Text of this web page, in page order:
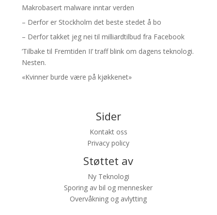
Makrobasert malware inntar verden
– Derfor er Stockholm det beste stedet å bo
– Derfor takket jeg nei til milliardtilbud fra Facebook
’Tilbake til Fremtiden II’ traff blink om dagens teknologi.
Nesten.
«Kvinner burde være på kjøkkenet»
Sider
Kontakt oss
Privacy policy
Støttet av
Ny Teknologi
Sporing av bil og mennesker
Overvåkning og avlytting